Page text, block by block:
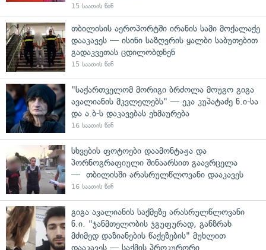
15 საათის წინ
თბილისის აეროპორტში ირანის სამი მოქალაქე
დააკავეს — ისინი საზღვრის ყალბი საბუთებით
გადაკვეთას ცდილობდნენ
15 საათის წინ
"საქართველომ მორიგი ბრძოლა მოუგო გიგა
ავალიანის მკვლელებს" — ეკა კუპატაძე ნ.ი-სა
და ა.ბ-ს დაკავებას ეხმაურება
16 საათის წინ
სხვების ფოტოები დაამონტაჟა და
პორნოგრაფიული შინაარსით გაავრცელა
— თბილისში არასრულწლოვანი დააკავეს
16 საათის წინ
გიგა ავალიანის საქმეზე არასრულწლოვანი
ნ.ი. "ჯანმთელობის ჯგუფურად, განზრახ
მძიმედ დაზიანების წაქეზების" მუხლით
დააკავეს — საქმის პროკურორი